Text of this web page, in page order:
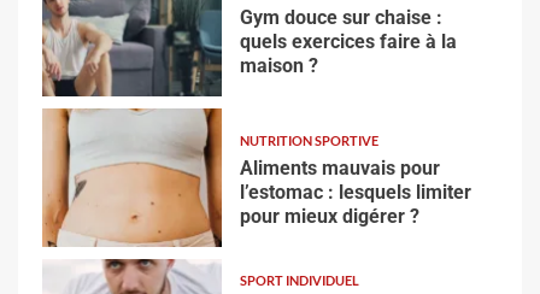
Gym douce sur chaise :
quels exercices faire à la
maison ?
NUTRITION SPORTIVE
Aliments mauvais pour
l’estomac : lesquels limiter
pour mieux digérer ?
SPORT INDIVIDUEL